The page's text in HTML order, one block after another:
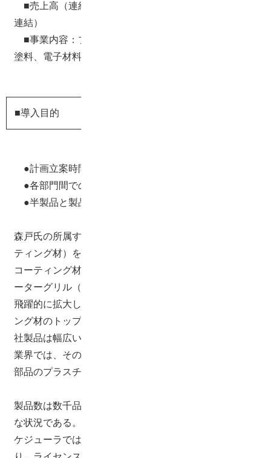
■売上高（連結）：69,560百万円 （平成27年3月期
連結）
■事業内容：プラスチック用コーティング材、建築用
塗料、電子材料、機能材料、化成品の製造
■導入目的
●計画立案時間の削減、立案作業の負荷軽減
●各部門間での現場の製造状況の共有
●半製品と製品オーダ紐付け自動化
森戸氏の所属する佐野事業所 生産二部では塗料（コー
ティング材）を製造している。藤倉化成のプラスチック
コーティング材は、昭和43年（1968年）自動車ラジエ
ーターグリル（ABS樹脂）への採用を機に、その用途が
飛躍的に拡大した。以来、同社はプラスチックコーティ
ング材のトップメーカーとしての評価を得ると共に、同
社製品は幅広い分野で採用されている。とりわけ自動車
業界では、その機能性と意匠性が高く評価され、内外装
部品のプラスチック部分に数多く採用されている。
製品数は数千品目にも上り、人手での計画は非常に困難
な状況である。 Asprova導入前に使用していた他社製ス
ケジューラでは同社の仕様に合わせカスタマイズしてお